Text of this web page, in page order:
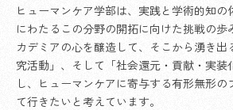
ヒューマンケア学部は、実践と学術的知
にわたるこの分野の開拓に向けた挑戦の歩
カデミアの心を醸造して、そこから湧き
究活動」、そして「社会還元・貢献・実装
し、ヒューマンケアに寄与する有形無形の
て行きたいと考えています。